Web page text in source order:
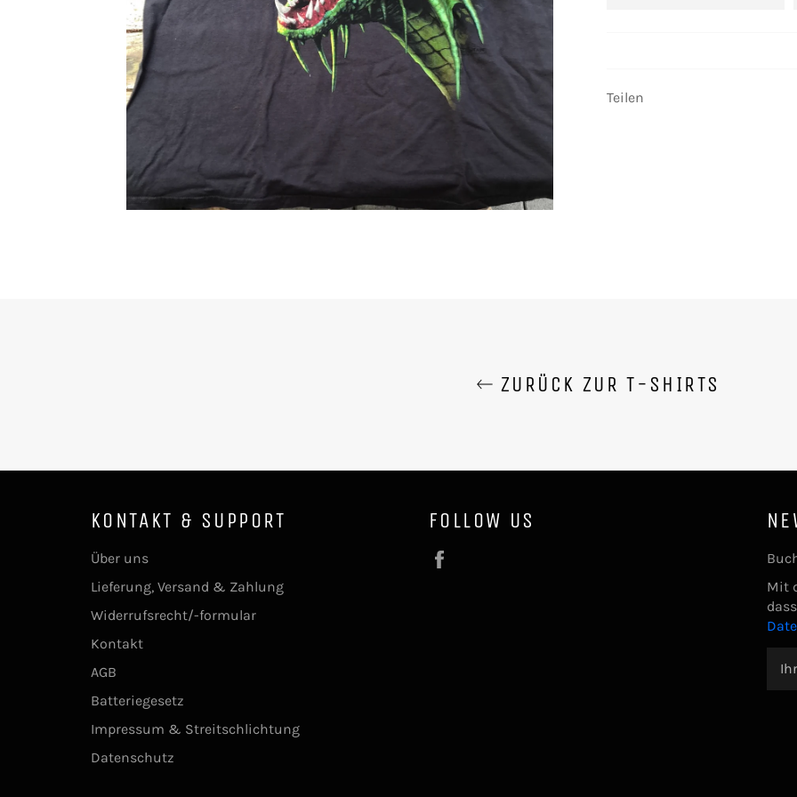
Teilen
ZURÜCK ZUR T-SHIRTS
KONTAKT & SUPPORT
Über uns
Lieferung, Versand & Zahlung
Widerrufsrecht/-formular
Kontakt
AGB
Batteriegesetz
Impressum & Streitschlichtung
Datenschutz
FOLLOW US
Mit